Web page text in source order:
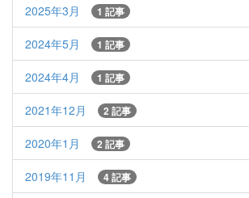
2025年3月 1 記事
2024年5月 1 記事
2024年4月 1 記事
2021年12月 2 記事
2020年1月 2 記事
2019年11月 4 記事